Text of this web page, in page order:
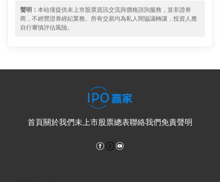
聲明： 本站僅提供未上市股票資訊交流與價格諮詢服務，並非證券
商，不經營證券經紀業務。所有交易均為私人間協議轉讓，投資人應
自行審慎評估風險。
首頁關於我們未上市股票總表聯絡我們免責聲明
Facebook